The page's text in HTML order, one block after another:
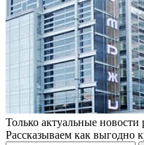
Только актуальные новости
Рассказываем как выгодно